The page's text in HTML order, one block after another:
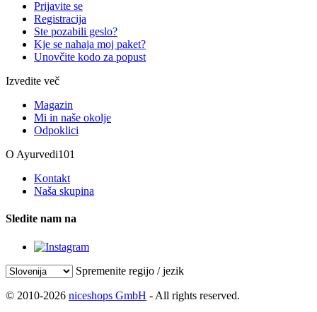
Prijavite se
Registracija
Ste pozabili geslo?
Kje se nahaja moj paket?
Unovčite kodo za popust
Izvedite več
Magazin
Mi in naše okolje
Odpoklici
O Ayurvedi101
Kontakt
Naša skupina
Sledite nam na
Spremenite regijo / jezik
© 2010-2026 niceshops GmbH - All rights reserved.